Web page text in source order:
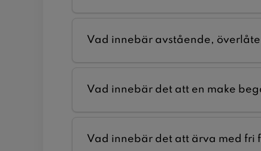
Vad innebär avstående,
Vad innebär det att en make
Vad innebär det att ärva med fri